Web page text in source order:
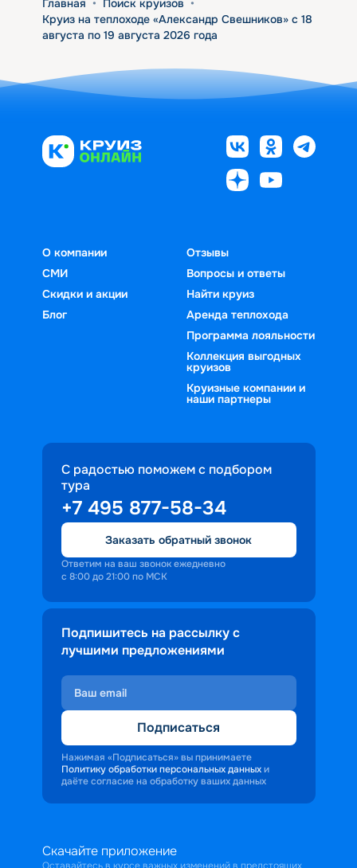
Главная • Поиск круизов •
Круиз на теплоходе «Александр Свешников» с 18
августа по 19 августа 2026 года
О компании
СМИ
Скидки и акции
Блог
Отзывы
Вопросы и ответы
Найти круиз
Аренда теплохода
Программа лояльности
Коллекция выгодных
круизов
Круизные компании и
наши партнеры
С радостью поможем с подбором
тура
+7 495 877-58-34
Заказать обратный звонок
Ответим на ваш звонок ежедневно
с 8:00 до 21:00 по МСК
Подпишитесь на рассылку с
лучшими предложениями
Подписаться
Нажимая «Подписаться» вы принимаете
Политику обработки персональных данных и
даёте согласие на обработку ваших данных
Скачайте приложение